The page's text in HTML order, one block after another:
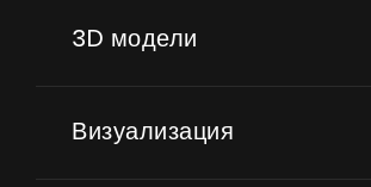
3D модели
Визуализация